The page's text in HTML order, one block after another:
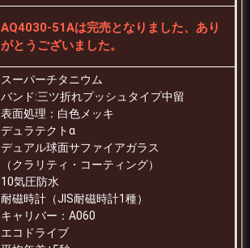
AQ4030-51Aは完売となりました、あり
がとうございました。
スーパーチタニウム
バンド:三ツ折れプッシュタイプ中留
表面処理：白色メッキ
デュラテクトα
デュアル球面サファイアガラス
（クラリティ・コーティング）
10気圧防水
耐磁時計（JIS耐磁時計1種）
キャリバー：A060
エコドライブ